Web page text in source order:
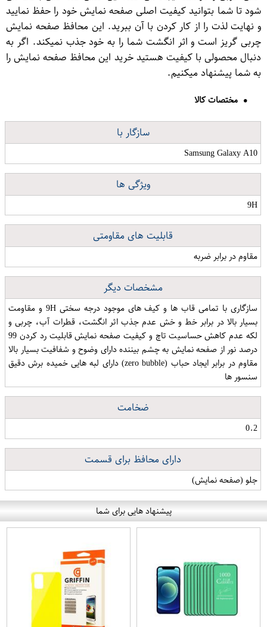
شود تا شما بتوانید کیفیت اصلی صفحه نمایش خود را حفظ نمایید
و نهایت لذت را از کار کردن با آن ببرید. این محافظ صفحه نمایش
چربی گریز است و اثر انگشت شما را به خود جذب نمیکند. اگر به
دنبال محصولی با کیفیت هستید خرید این محافظ صفحه نمایش را
به شما پیشنهاد میکنیم.
مختصات کالا
سازگار با
Samsung Galaxy A10
ویژگی ها
9H
قابلیت های مقاومتی
مقاوم در برابر ضربه
مشخصات دیگر
سازگاری با تمامی قاب ها و کیف های موجود درجه سختی 9H و مقاومت
بسیار بالا در برابر خط و خش عدم جذب اثر انگشت، قطرات آب، چربی و
لکه عدم کاهش حساسیت تاچ و کیفیت صفحه نمایش قابلیت رد کردن 99
درصد نور از صفحه نمایش به چشم بیننده دارای وضوح و شفافیت بسیار بالا
مقاوم در برابر ایجاد حباب (zero bubble) دارای لبه هایی خمیده برش دقیق
سنسور ها
ضخامت
0.2
دارای محافظ برای قسمت
جلو (صفحه نمایش)
پیشنهاد هایی برای شما